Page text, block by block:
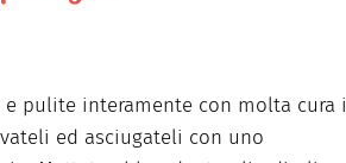
e pulite interamente con molta cura i
ed asciugateli con uno